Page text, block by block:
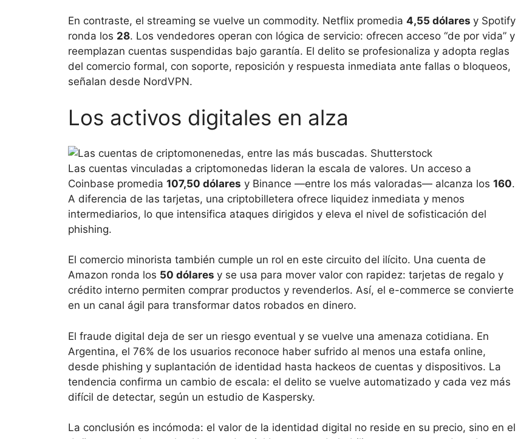
En contraste, el streaming se vuelve un commodity. Netflix promedia 4,55 dólares y Spotify
ronda los 28. Los vendedores operan con lógica de servicio: ofrecen acceso “de por vida” y
reemplazan cuentas suspendidas bajo garantía. El delito se profesionaliza y adopta reglas
del comercio formal, con soporte, reposición y respuesta inmediata ante fallas o bloqueos,
señalan desde NordVPN.
Los activos digitales en alza
Las cuentas vinculadas a criptomonedas lideran la escala de valores. Un acceso a
Coinbase promedia 107,50 dólares y Binance —entre los más valoradas— alcanza los 160.
A diferencia de las tarjetas, una criptobilletera ofrece liquidez inmediata y menos
intermediarios, lo que intensifica ataques dirigidos y eleva el nivel de sofisticación del
phishing.
El comercio minorista también cumple un rol en este circuito del ilícito. Una cuenta de
Amazon ronda los 50 dólares y se usa para mover valor con rapidez: tarjetas de regalo y
crédito interno permiten comprar productos y revenderlos. Así, el e-commerce se convierte
en un canal ágil para transformar datos robados en dinero.
El fraude digital deja de ser un riesgo eventual y se vuelve una amenaza cotidiana. En
Argentina, el 76% de los usuarios reconoce haber sufrido al menos una estafa online,
desde phishing y suplantación de identidad hasta hackeos de cuentas y dispositivos. La
tendencia confirma un cambio de escala: el delito se vuelve automatizado y cada vez más
difícil de detectar, según un estudio de Kaspersky.
La conclusión es incómoda: el valor de la identidad digital no reside en su precio, sino en el